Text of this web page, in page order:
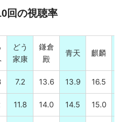
回の視聴率
どう
家康
鎌倉
殿
青天 麒麟
7.2 13.6 13.9 16.5
11.8 14.0 14.5 15.0